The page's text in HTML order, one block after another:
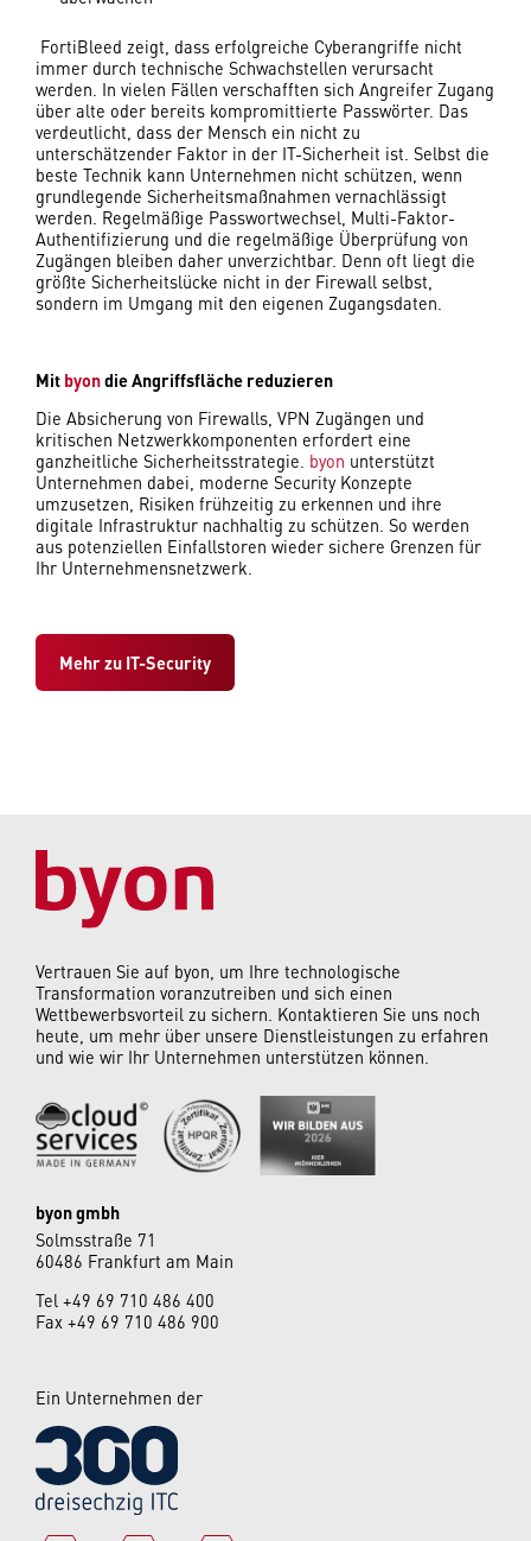
FortiBleed zeigt, dass erfolgreiche Cyberangriffe nicht
immer durch technische Schwachstellen verursacht
werden. In vielen Fällen verschafften sich Angreifer Zugang
über alte oder bereits kompromittierte Passwörter. Das
verdeutlicht, dass der Mensch ein nicht zu
unterschätzender Faktor in der IT-Sicherheit ist. Selbst die
beste Technik kann Unternehmen nicht schützen, wenn
grundlegende Sicherheitsmaßnahmen vernachlässigt
werden. Regelmäßige Passwortwechsel, Multi-Faktor-
Authentifizierung und die regelmäßige Überprüfung von
Zugängen bleiben daher unverzichtbar. Denn oft liegt die
größte Sicherheitslücke nicht in der Firewall selbst,
sondern im Umgang mit den eigenen Zugangsdaten.
Mit byondie Angriffsfläche reduzieren
Die Absicherung von Firewalls, VPN Zugängen und
kritischen Netzwerkkomponenten erfordert eine
ganzheitliche Sicherheitsstrategie. byon unterstützt
Unternehmen dabei, moderne Security Konzepte
umzusetzen, Risiken frühzeitig zu erkennen und ihre
digitale Infrastruktur nachhaltig zu schützen. So werden
aus potenziellen Einfallstoren wieder sichere Grenzen für
Ihr Unternehmensnetzwerk.
Mehr zu IT-Security
Vertrauen Sie auf byon, um Ihre technologische
Transformation voranzutreiben und sich einen
Wettbewerbsvorteil zu sichern. Kontaktieren Sie uns noch
heute, um mehr über unsere Dienstleistungen zu erfahren
und wie wir Ihr Unternehmen unterstützen können.
byon gmbh
Solmsstraße 71
60486 Frankfurt am Main
Tel +49 69 710 486 400
Fax +49 69 710 486 900
Ein Unternehmen der